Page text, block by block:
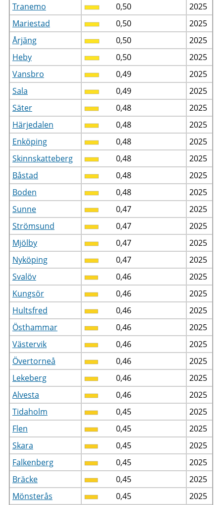
Tranemo
0,50
2025
Mariestad
0,50
2025
Årjäng
0,50
2025
Heby
0,50
2025
Vansbro
0,49
2025
Sala
0,49
2025
Säter
0,48
2025
Härjedalen
0,48
2025
Enköping
0,48
2025
Skinnskatteberg
0,48
2025
Båstad
0,48
2025
Boden
0,48
2025
Sunne
0,47
2025
Strömsund
0,47
2025
Mjölby
0,47
2025
Nyköping
0,47
2025
Svalöv
0,46
2025
Kungsör
0,46
2025
Hultsfred
0,46
2025
Östhammar
0,46
2025
Västervik
0,46
2025
Övertorneå
0,46
2025
Lekeberg
0,46
2025
Alvesta
0,46
2025
Tidaholm
0,45
2025
Flen
0,45
2025
Skara
0,45
2025
Falkenberg
0,45
2025
Bräcke
0,45
2025
Mönsterås
0,45 2025